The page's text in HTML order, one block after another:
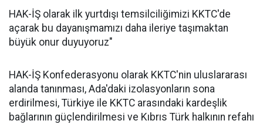
HAK-İŞ olarak ilk yurtdışı temsilciliğimizi KKTC'de
açarak bu dayanışmamızı daha ileriye taşımaktan
büyük onur duyuyoruz"
HAK-İŞ Konfederasyonu olarak KKTC'nin uluslararası
alanda tanınması, Ada'daki izolasyonların sona
erdirilmesi, Türkiye ile KKTC arasındaki kardeşlik
bağlarının güçlendirilmesi ve Kıbrıs Türk halkının refahı